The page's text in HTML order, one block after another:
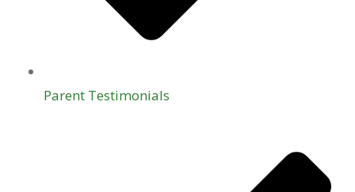
Parent Testimonials